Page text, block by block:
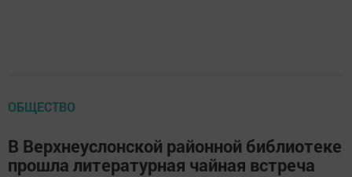
ОБЩЕСТВО
В Верхнеуслонской районной библиотеке
прошла литературная чайная встреча